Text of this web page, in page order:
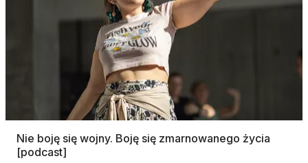
Nie boję się wojny. Boję się zmarnowanego życia
[podcast]